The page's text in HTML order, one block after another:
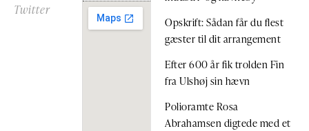
Twitter
Opskrift: Sådan får du flest
gæster til dit arrangement
Efter 600 år fik trolden Fin
fra Ulshøj sin hævn
Polioramte Rosa
Abrahamsen digtede med et